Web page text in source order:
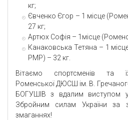
кг;
Євченко Єгор – 1 місце
27 кг;
Артюх Софія – 1місце
Канаковська Тетяна – 1
РМР) – 32 кг.
Вітаємо спортсменів та їх
Роменської ДЮСШ ім. В.
БОГУШІВ з вдалим виступом
Збройним силам України за
змаганнях!